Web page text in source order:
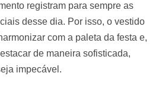
registram para sempre as
desse dia. Por isso, o vestido
com a paleta da festa e,
de maneira sofisticada,
impecável.